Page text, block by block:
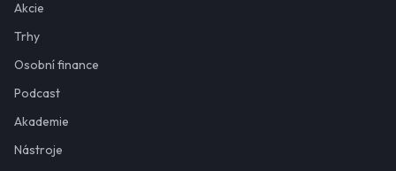
Akcie
Trhy
Osobní finance
Podcast
Akademie
Nástroje